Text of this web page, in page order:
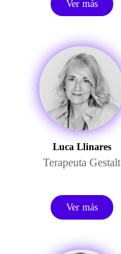
Ver más
Luca Llinares
Terapeuta Gestalt
Ver más